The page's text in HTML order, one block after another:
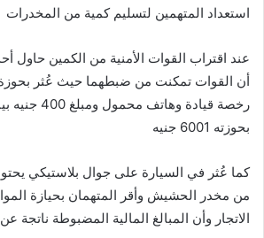
استعداد المتهمين لتسليم كمية من المخدرات
عند اقتراب القوات الأمنية من الكمين حاول
أن القوات تمكنت من ضبطهما حيث عُثر بحوزة
رخصة قيادة
بحوزته 6001 جنيه
من مخدر الحشيش وأقر المتهمان بحيازة
الاتجار وأن المبالغ المالية المضبوطة ناتجة عن